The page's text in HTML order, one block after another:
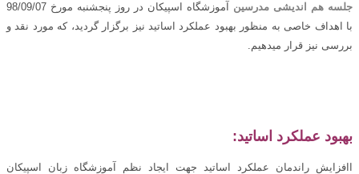
جلسه هم اندیشی مدرسین
آموزشگاه اسپیکان در روز پنجشنبه مورخ 98/09/07
با اهداف خاصی به منظور بهبود عملکرد اساتید نیز برگزار گردید، که مورد نقد و
بررسی نیز قرار میدهیم.
بهبود عملکرد اساتید:
اافزایش راندمان عملکرد اساتید جهت ایجاد نظم آموزشگاه زبان اسپیکان